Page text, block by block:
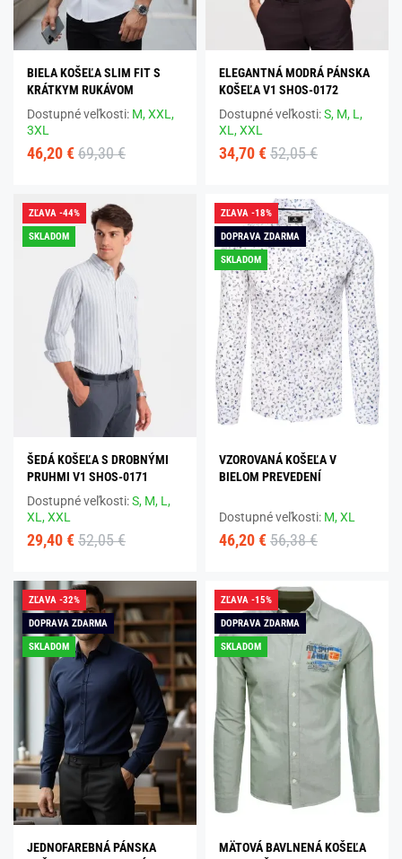
BIELA KOŠEĽA SLIM FIT S
KRÁTKYM RUKÁVOM
Dostupné veľkosti: M,XXL,
3XL
46,20 € 69,30 €
ELEGANTNÁ MODRÁ PÁNSKA
KOŠEĽA V1 SHOS-0172
Dostupné veľkosti:S, M, L,
XL,XXL
34,70 € 52,05 €
ZĽAVA -44%
SKLADOM
ŠEDÁ KOŠEĽA S DROBNÝMI
PRUHMI V1 SHOS-0171
Dostupné veľkosti:S, M, L,
XL,XXL
29,40 € 52,05 €
ZĽAVA -18%
DOPRAVA ZDARMA
SKLADOM
VZOROVANÁ KOŠEĽA V
BIELOM PREVEDENÍ
Dostupné veľkosti: M,XL
46,20 € 56,38 €
ZĽAVA -32%
DOPRAVA ZDARMA
SKLADOM
JEDNOFAREBNÁ PÁNSKA
ZĽAVA -15%
DOPRAVA ZDARMA
SKLADOM
MÄTOVÁ BAVLNENÁ KOŠEĽA